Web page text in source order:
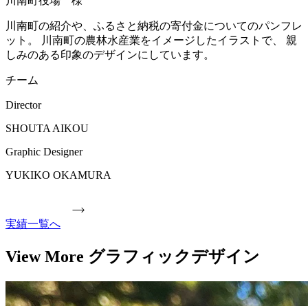
川南町の紹介や、ふるさと納税の寄付金についてのパンフレ
ット。 川南町の農林水産業をイメージしたイラストで、 親
しみのある印象のデザインにしています。
チーム
Director
SHOUTA AIKOU
Graphic Designer
YUKIKO OKAMURA
実績一覧へ
View More グラフィックデザイン